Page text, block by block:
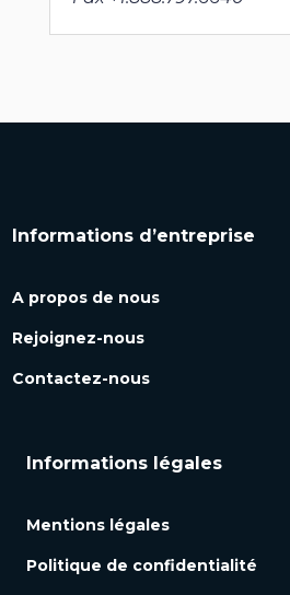
Informations d’entreprise
A propos de nous
Rejoignez-nous
Contactez-nous
Informations légales
Mentions légales
Politique de confidentialité